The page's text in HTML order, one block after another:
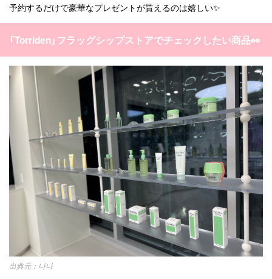
予約するだけで豪華なプレゼントが貰えるのは嬉しい✨
「Torriden」フラッグシップストアでチェックしたい商品👀
나나